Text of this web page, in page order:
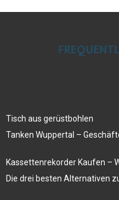
Tisch aus gerüstbohlen
Tanken Wuppertal –
Kassettenrekorder Kaufen –
Die drei besten Alternativen